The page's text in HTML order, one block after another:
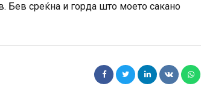
Бев среќна и горда што моето сакано